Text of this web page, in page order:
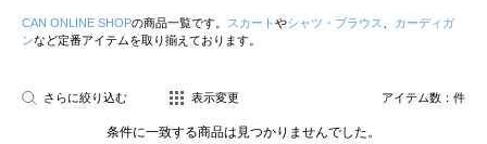
CAN ONLINE SHOPの商品一覧です。 スカート やシャツ・ブラウス
カーディガ
ンなど定番アイテムを取り揃えております。
さらに絞り込む 表示変更 アイテム数： 件
条件に一致する商品は見つかりませんでした。